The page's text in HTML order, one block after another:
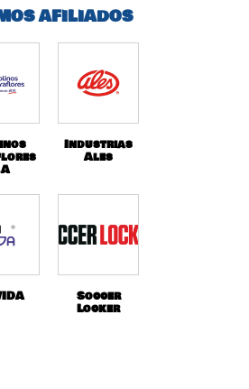
AFILIADOS
Industrias
Ales
Soccer
Locker